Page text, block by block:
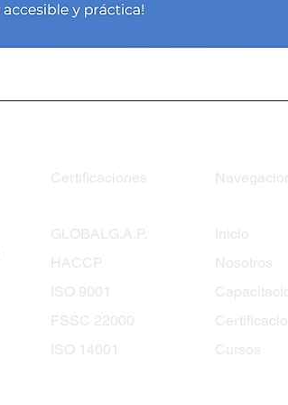
Certificaciones
GLOBALG.A.P.
HACCP
ISO 9001
FSSC 22000
ISO 14001
Inicio
Nosotros
Cursos